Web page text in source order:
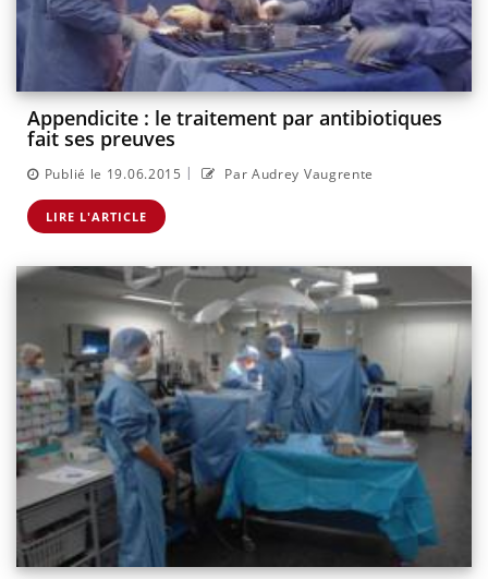
Appendicite : le traitement par antibiotiques
fait ses preuves
Publié le 19.06.2015 | Par Audrey Vaugrente
LIRE L'ARTICLE